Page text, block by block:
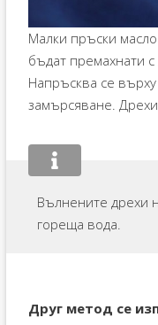
Малки пръски
бъдат премахнати с
Напръсква се
замърсяване.
Вълнените дрехи
гореща вода.
Друг метод се